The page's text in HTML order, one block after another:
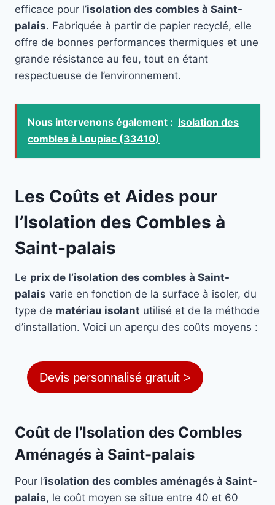
efficace pour l’isolation des combles à Saint-
palais. Fabriquée à partir de papier recyclé, elle
offre de bonnes performances thermiques et une
grande résistance au feu, tout en étant
respectueuse de l’environnement.
Nous intervenons également : Isolation des
combles à Loupiac (33410)
Les Coûts et Aides pour
l’Isolation des Combles à
Saint-palais
Le prix de l’isolation des combles à Saint-
palais varie en fonction de la surface à isoler, du
type de matériau isolant utilisé et de la méthode
d’installation. Voici un aperçu des coûts moyens :
Devis personnalisé gratuit >
Coût de l’Isolation des Combles
Aménagés à Saint-palais
Pour l’isolation des combles aménagés à Saint-
palais, le coût moyen se situe entre 40 et 60